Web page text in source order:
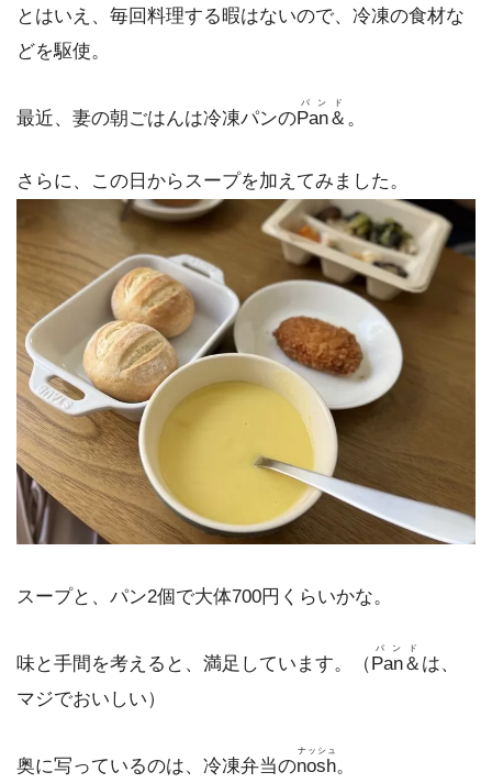
とはいえ、毎回料理する暇はないので、冷凍の食材な
どを駆使。
最近、妻の朝ごはんは冷凍パンのPan＆
パンド
。
さらに、この日からスープを加えてみました。
スープと、パン2個で大体700円くらいかな。
味と手間を考えると、満足しています。（Pan＆
パンド
は、
マジでおいしい）
奥に写っているのは、冷凍弁当のnosh
ナッシュ
。